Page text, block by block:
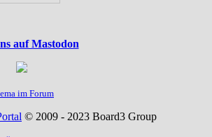
auf Mastodon
im Forum
© 2009 - 2023 Board3 Group